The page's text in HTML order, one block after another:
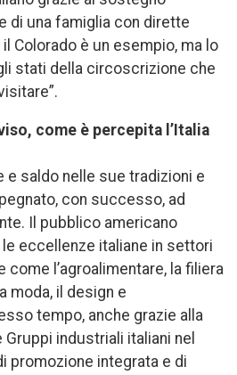
di una famiglia con dirette
Colorado è un esempio, ma lo
stati della circoscrizione che
come è percepita l’Italia
e saldo nelle sue tradizioni e
con successo, ad
Il pubblico americano
eccellenze italiane in settori
come l’agroalimentare, la filiera
moda, il design e
tempo, anche grazie alla
industriali italiani nel
promozione integrata e di